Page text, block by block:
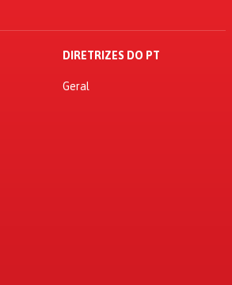
DIRETRIZES DO PT
Geral